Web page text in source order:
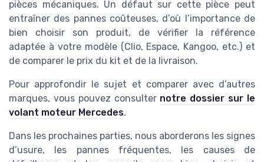
pièces mécaniques. Un défaut sur cette pièce peut
entraîner des pannes coûteuses, d’où l’importance de
bien choisir son produit, de vérifier la référence
adaptée à votre modèle (Clio, Espace, Kangoo, etc.) et
de comparer le prix du kit et de la livraison.
Pour approfondir le sujet et comparer avec d’autres
marques, vous pouvez consulter notre dossier sur le
volant moteur Mercedes.
Dans les prochaines parties, nous aborderons les signes
d’usure, les pannes fréquentes, les causes de